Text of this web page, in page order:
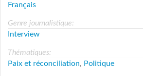
Français
Genre journalistique:
Interview
Thématiques:
Paix et réconciliation, Politique